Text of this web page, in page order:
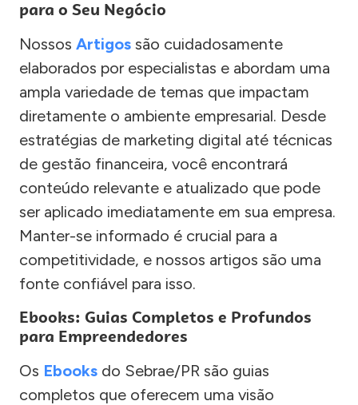
para o Seu Negócio
Nossos Artigos são cuidadosamente
elaborados por especialistas e abordam uma
ampla variedade de temas que impactam
diretamente o ambiente empresarial. Desde
estratégias de marketing digital até técnicas
de gestão financeira, você encontrará
conteúdo relevante e atualizado que pode
ser aplicado imediatamente em sua empresa.
Manter-se informado é crucial para a
competitividade, e nossos artigos são uma
fonte confiável para isso.
Ebooks: Guias Completos e Profundos
para Empreendedores
Os Ebooks do Sebrae/PR são guias
completos que oferecem uma visão